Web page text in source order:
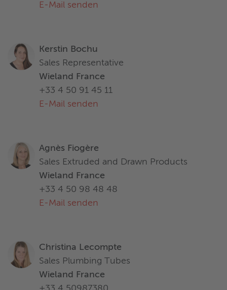
E-Mail senden
Kerstin Bochu
Sales Representative
Wieland France
+33 4 50 91 45 11
E-Mail senden
Agnès Fiogère
Sales Extruded and Drawn Products
Wieland France
+33 4 50 98 48 48
E-Mail senden
Christina Lecompte
Sales Plumbing Tubes
Wieland France